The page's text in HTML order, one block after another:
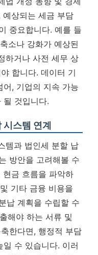
상되는 세금 부담
중요합니다. 예를 들
소나 강화가 예상된
하거나 사전 세무 상
합니다. 데이터 기
, 기업의 지속 가능
될 것입니다.
스템 연계
템과 법인세 분할 납
방안을 고려해볼 수
금 흐름을 파악하
기타 금융 비용을
납 계획을 수립할 수
해야 하는 서류 및
한다면, 행정적 부담
수 있습니다. 이러